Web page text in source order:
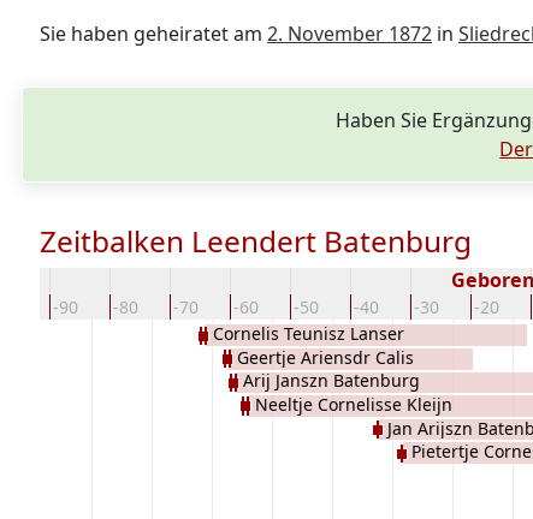
Sie haben geheiratet am 2. November 1872 in
Haben Sie
Zeitbalken Leendert Batenburg
-90 -80 -70 -60 -50 -40 -30 -20
Cornelis Teunisz Lanser
Geertje Ariensdr Calis
Arij Janszn Batenburg
Neeltje Cornelisse Kleijn
Jan Arijszn
Pietertje